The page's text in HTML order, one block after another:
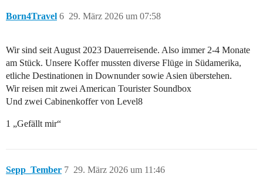
Born4Travel 29. März 2026 um 07:58
6
Wir sind seit August 2023 Dauerreisende. Also immer 2-4 Monate
am Stück. Unsere Koffer mussten diverse Flüge in Südamerika,
etliche Destinationen in Downunder sowie Asien überstehen.
Wir reisen mit zwei American Tourister Soundbox
Und zwei Cabinenkoffer von Level8
1 „Gefällt mir“
Sepp_Tember 29. März 2026 um 11:46
7